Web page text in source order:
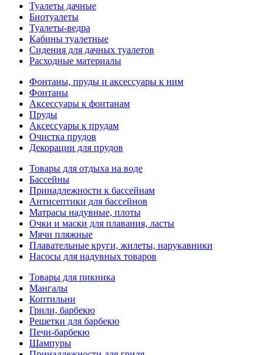
Туалеты дачные
Биотуалеты
Туалеты-ведра
Кабины туалетные
Сидения для дачных туалетов
Расходные материалы
Фонтаны, пруды и аксессуары к ним
Фонтаны
Аксессуары к фонтанам
Пруды
Аксессуары к прудам
Очистка прудов
Декорации для прудов
Товары для отдыха на воде
Бассейны
Принадлежности к бассейнам
Антисептики для бассейнов
Матраcы надувные, плоты
Очки и маски для плавания, ласты
Мячи пляжные
Плавательные круги, жилеты, нарукавники
Насосы для надувных товаров
Товары для пикника
Мангалы
Коптильни
Грили, барбекю
Решетки для барбекю
Печи-барбекю
Шампуры